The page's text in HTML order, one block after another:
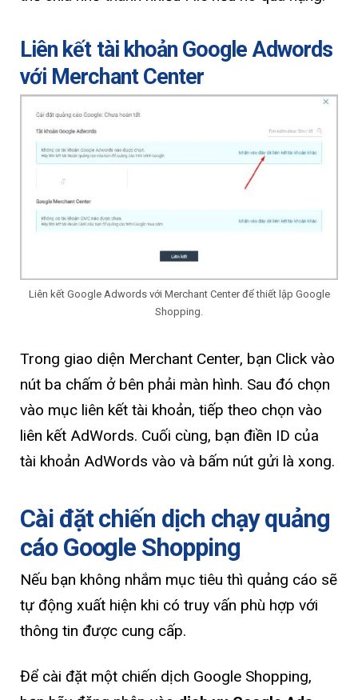
Liên kết tài khoản Google Adwords
với Merchant Center
Liên kết Google Adwords với Merchant Center để thiết lập Google
Shopping.
Trong giao diện Merchant Center, bạn Click vào
nút ba chấm ở bên phải màn hình. Sau đó chọn
vào mục liên kết tài khoản, tiếp theo chọn vào
liên kết AdWords. Cuối cùng, bạn điền ID của
tài khoản AdWords vào và bấm nút gửi là xong.
Cài đặt chiến dịch chạy quảng
cáo Google Shopping
Nếu bạn không nhắm mục tiêu thì quảng cáo sẽ
tự động xuất hiện khi có truy vấn phù hợp với
thông tin được cung cấp.
Để cài đặt một chiến dịch Google Shopping,